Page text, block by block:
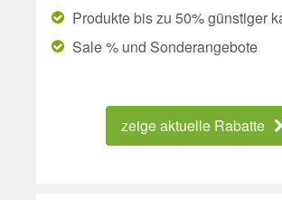
Produkte bis zu 50% günstiger
Sale % und Sonderangebote
zeige aktuelle Rabatte